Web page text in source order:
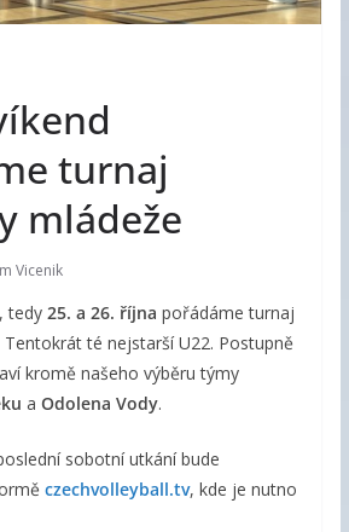
turnaj
mládeže
Vicenik
tedy 25. a 26. října pořádáme turnaj
té nejstarší U22. Postupně
kromě našeho výběru týmy
a Odolena Vody.
sobotní utkání bude
czechvolleyball.tv, kde je nutno